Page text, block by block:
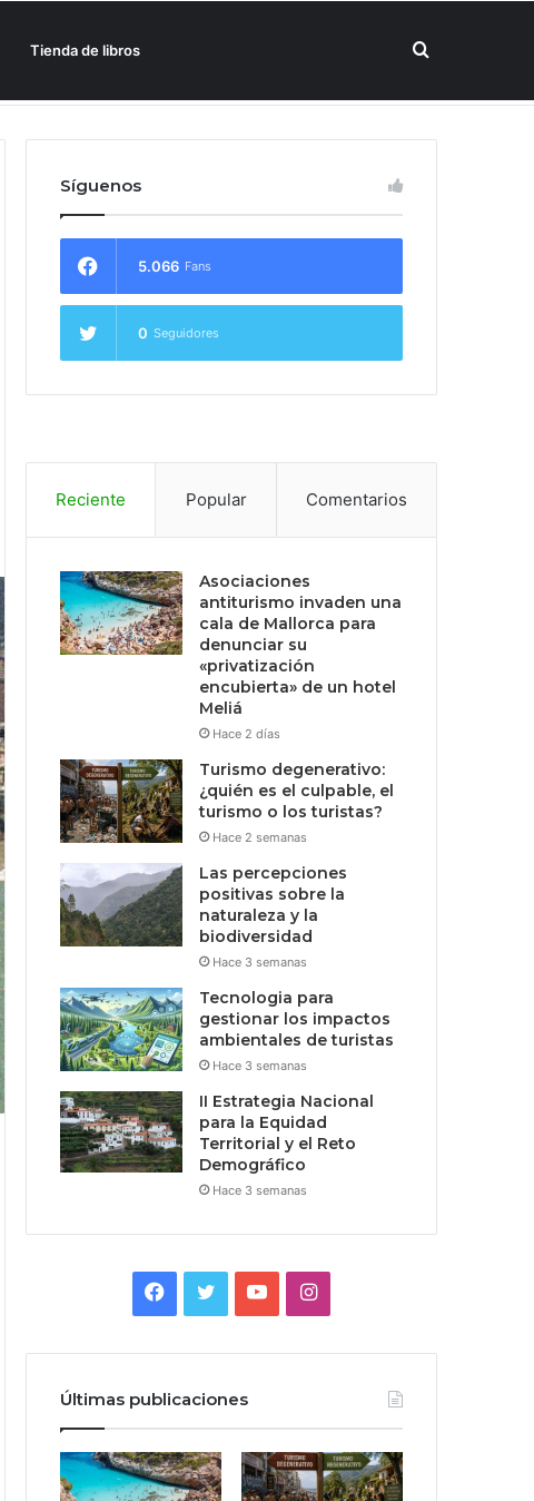
Tienda de libros Buscar
Síguenos
5.066 Fans
0 Seguidores
Reciente Popular Comentarios
Asociaciones
antiturismo invaden una
cala de Mallorca para
denunciar su
«privatización
encubierta» de un hotel
Meliá
Hace 2 días
Turismo degenerativo:
¿quién es el culpable, el
turismo o los turistas?
Hace 2 semanas
Las percepciones
positivas sobre la
naturaleza y la
biodiversidad
Hace 3 semanas
Tecnologia para
gestionar los impactos
ambientales de turistas
Hace 3 semanas
II Estrategia Nacional
para la Equidad
Territorial y el Reto
Demográfico
Hace 3 semanas
Facebook
TwitterYouTubeInstagram
Últimas publicaciones